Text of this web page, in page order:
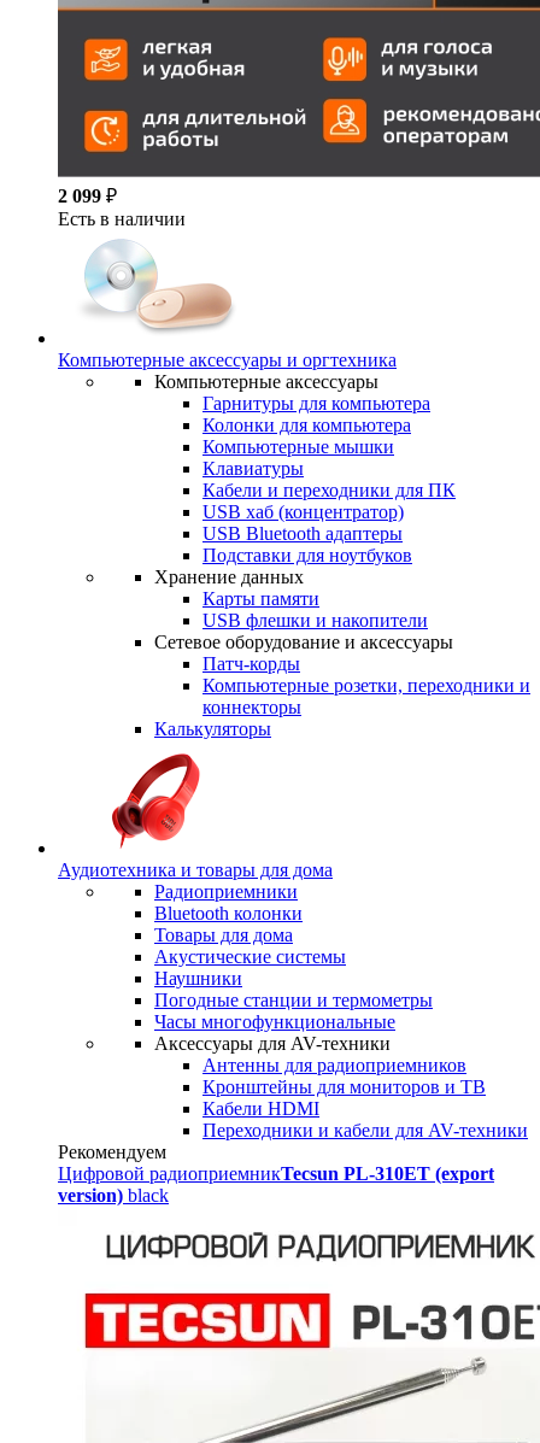
2 099 ₽
Есть в наличии
Компьютерные аксессуары и оргтехника
Компьютерные аксессуары
Гарнитуры для компьютера
Колонки для компьютера
Компьютерные мышки
Клавиатуры
Кабели и переходники для ПК
USB хаб (концентратор)
USB Bluetooth адаптеры
Подставки для ноутбуков
Хранение данных
Карты памяти
USB флешки и накопители
Сетевое оборудование и аксессуары
Патч-корды
Компьютерные розетки, переходники и
коннекторы
Калькуляторы
Аудиотехника и товары для дома
Радиоприемники
Bluetooth колонки
Товары для дома
Акустические системы
Наушники
Погодные станции и термометры
Часы многофункциональные
Аксессуары для AV-техники
Антенны для радиоприемников
Кронштейны для мониторов и ТВ
Кабели HDMI
Переходники и кабели для AV-техники
Рекомендуем
Цифровой радиоприемникTecsun PL-310ET (export
version) black